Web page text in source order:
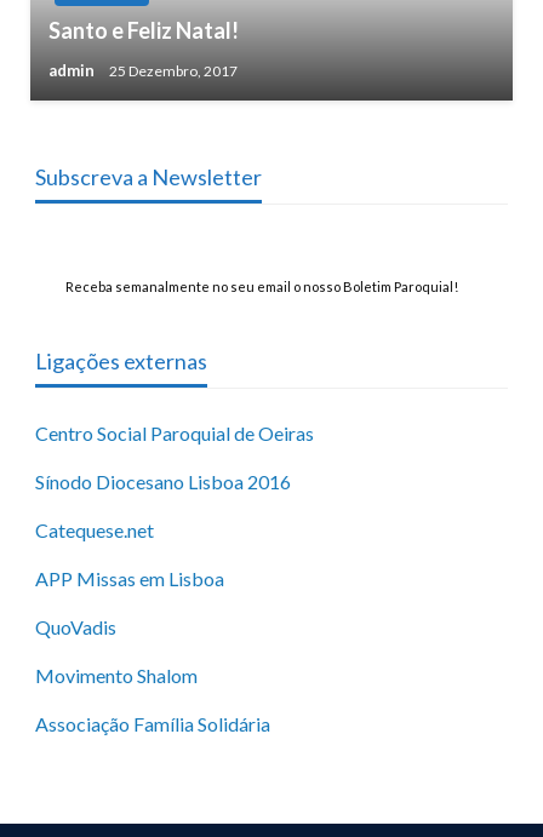
Santo e Feliz Natal!
admin 25 Dezembro, 2017
Subscreva a Newsletter
Receba semanalmente no seu email o nosso Boletim Paroquial!
Ligações externas
Centro Social Paroquial de Oeiras
Sínodo Diocesano Lisboa 2016
Catequese.net
APP Missas em Lisboa
QuoVadis
Movimento Shalom
Associação Família Solidária